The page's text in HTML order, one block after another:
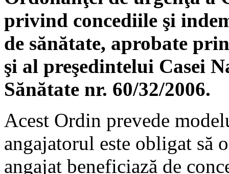
privind concediile şi
de sănătate, aprobate
şi al preşedintelui Casei
Sănătate nr. 60/32/2006.
Acest Ordin prevede
angajatorul este obligat să
angajat beneficiază de